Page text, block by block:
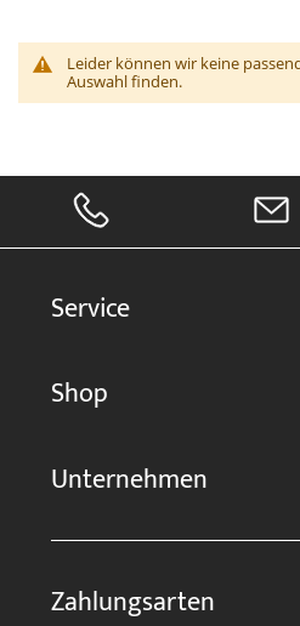
Leider können wir keine
Auswahl finden.
Service
Shop
Unternehmen
Zahlungsarten